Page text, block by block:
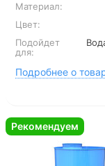
Материал:
Цвет:
Подойдет
для:
Подробнее о
Рекомендуем